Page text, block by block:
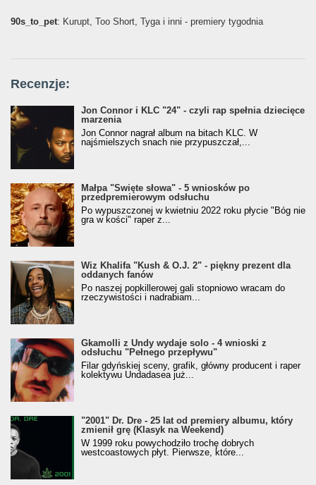
90s_to_pet: Kurupt, Too Short, Tyga i inni - premiery tygodnia
Recenzje:
Jon Connor i KLC "24" - czyli rap spełnia dziecięce
marzenia
Jon Connor nagrał album na bitach KLC. W
najśmielszych snach nie przypuszczał,...
Małpa "Święte słowa" - 5 wniosków po
przedpremierowym odsłuchu
Po wypuszczonej w kwietniu 2022 roku płycie "Bóg nie
gra w kości" raper z...
Wiz Khalifa "Kush & O.J. 2" - piękny prezent dla
oddanych fanów
Po naszej popkillerowej gali stopniowo wracam do
rzeczywistości i nadrabiam...
Gkamolli z Undy wydaje solo - 4 wnioski z
odsłuchu "Pełnego przepływu"
Filar gdyńskiej sceny, grafik, główny producent i raper
kolektywu Undadasea już...
"2001" Dr. Dre - 25 lat od premiery albumu, który
zmienił grę (Klasyk na Weekend)
W 1999 roku powychodziło trochę dobrych
westcoastowych płyt. Pierwsze, które...